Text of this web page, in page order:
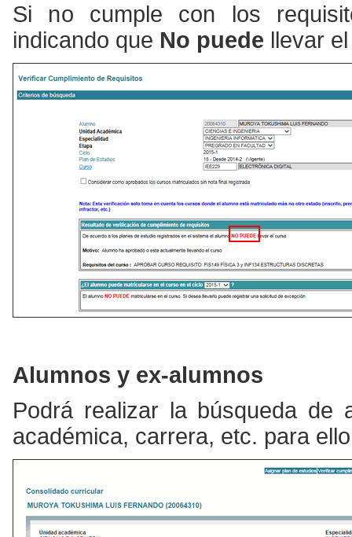
Si no cumple con los
indicando que No puede llevar
Alumnos y ex-alumnos
Podrá realizar la búsqueda de
académica, carrera, etc. para